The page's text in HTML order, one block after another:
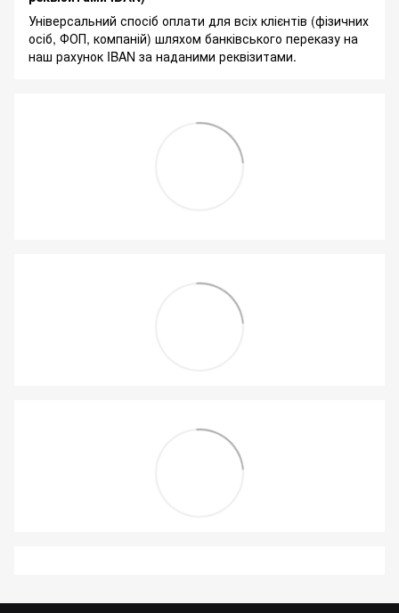
Універсальний спосіб оплати для всіх клієнтів (фізичних
осіб, ФОП, компаній) шляхом банківського переказу на
наш рахунок IBAN за наданими реквізитами.